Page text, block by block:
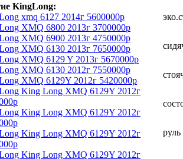
KingLong:
xmq 6127 2014г 5600000р
XMQ 6800 2013г 3700000р
XMQ 6900 2013г 4750000р
XMQ 6130 2013г 7650000р
XMQ 6129 Y 2013г 5670000р
XMQ 6130 2012г 7550000р
XMQ 6129Y 2012г 5420000р
King Long XMQ 6129Y 2012г
King Long XMQ 6129Y 2012г
King Long XMQ 6129Y 2012г
King Long XMQ 6129Y 2012г
руль